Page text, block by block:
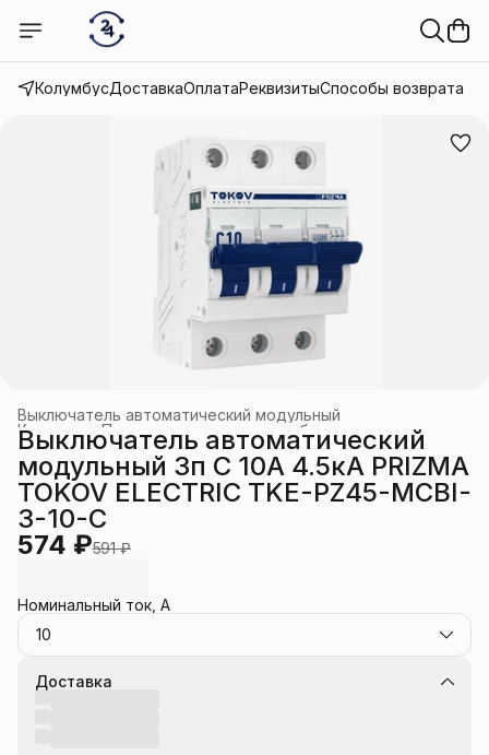
КолумбусДоставкаОплатаРеквизитыСпособы возврата
Выключатель автоматический модульный
Промышленное электрооборудование
›
Каталог
Главная ›
Выключатель автоматический
модульный 3п C 10А 4.5кА PRIZMA
TOKOV ELECTRIC TKE-PZ45-MCBI-
3-10-C
574 ₽591 ₽
Номинальный ток, А
10
Доставка